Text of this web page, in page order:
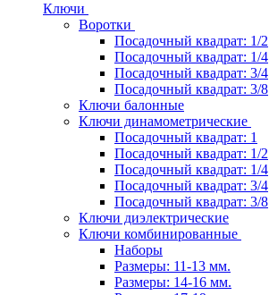
Ключи
Воротки
Посадочный квадрат: 1/2
Посадочный квадрат: 1/4
Посадочный квадрат: 3/4
Посадочный квадрат: 3/8
Ключи балонные
Ключи динамометрические
Посадочный квадрат: 1
Посадочный квадрат: 1/2
Посадочный квадрат: 1/4
Посадочный квадрат: 3/4
Посадочный квадрат: 3/8
Ключи диэлектрические
Ключи комбинированные
Наборы
Размеры: 11-13 мм.
Размеры: 14-16 мм.